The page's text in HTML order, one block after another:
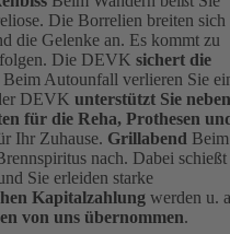
Die Borrelien breiten sich
die Gelenke an. Es kommt zu
Die DEVK sichert die
Beim Autounfall verlieren Sie
DEVK unterstützt Sie neben
für die Reha, Prothesen
Ihr Zuhause. Grillabend Beim
nach. Dabei schießt
Sie erleiden starke
Kapitalzahlung werden u.
von uns übernommen.